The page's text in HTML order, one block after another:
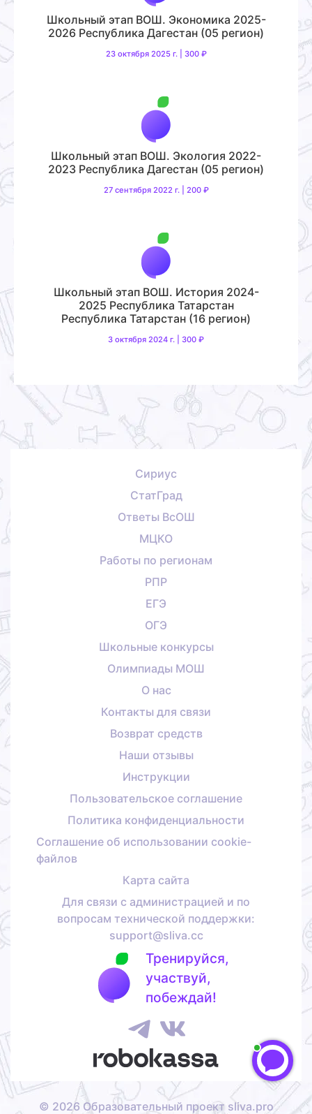
Школьный этап ВОШ. Экономика 2025-
2026 Республика Дагестан (05 регион)
23 октября 2025 г. | 300 ₽
Школьный этап ВОШ. Экология 2022-
2023 Республика Дагестан (05 регион)
27 сентября 2022 г. | 200 ₽
Школьный этап ВОШ. История 2024-
2025 Республика Татарстан
Республика Татарстан (16 регион)
3 октября 2024 г. | 300 ₽
Сириус
СтатГрад
Ответы ВсОШ
МЦКО
Работы по регионам
РПР
ЕГЭ
ОГЭ
Школьные конкурсы
Олимпиады МОШ
О нас
Контакты для связи
Возврат средств
Наши отзывы
Инструкции
Пользовательское соглашение
Политика конфиденциальности
Соглашение об использовании cookie-
файлов
Карта сайта
Для связи с администрацией и по
вопросам технической поддержки:
support@sliva.cc
Тренируйся,
участвуй,
побеждай!
© 2026 Образовательный проект sliva.pro